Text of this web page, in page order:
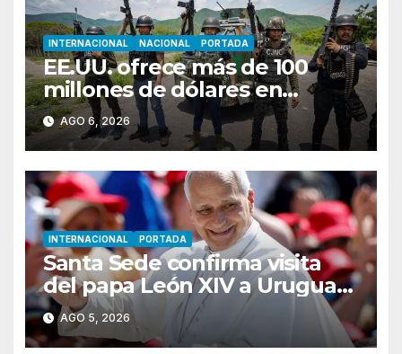
INTERNACIONAL NACIONAL PORTADA
EE.UU. ofrece más de 100
millones de dólares en
recompensas por líderes del
CJNG
AGO 6, 2026
INTERNACIONAL PORTADA
Santa Sede confirma visita
del papa León XIV a Uruguay,
Argentina y Perú en
noviembre
AGO 5, 2026